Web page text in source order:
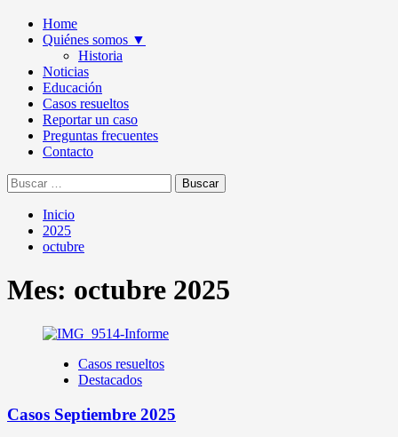
Home
Quiénes somos ▼
Historia
Noticias
Educación
Casos resueltos
Reportar un caso
Preguntas frecuentes
Contacto
Buscar:
Inicio
2025
octubre
Mes: octubre 2025
Casos resueltos
Destacados
Casos Septiembre 2025